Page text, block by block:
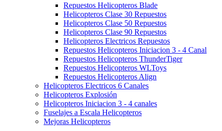
Repuestos Helicopteros Blade
Helicopteros Clase 30 Repuestos
Helicopteros Clase 50 Repuestos
Helicopteros Clase 90 Repuestos
Helicopteros Electricos Repuestos
Repuestos Helicopteros Iniciacion 3 - 4 Canal
Repuestos Helicopteros ThunderTiger
Repuestos Helicopteros WLToys
Repuestos Helicopteros Align
Helicopteros Electricos 6 Canales
Helicopteros Explosión
Helicopteros Iniciacion 3 - 4 canales
Fuselajes a Escala Helicopteros
Mejoras Helicopteros